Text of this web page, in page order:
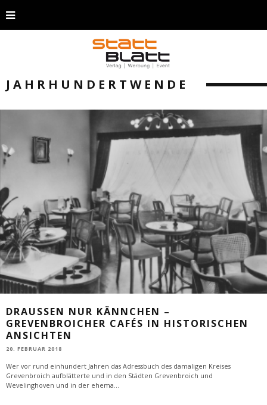
JAHRHUNDERTWENDE
DRAUSSEN NUR KÄNNCHEN – G
REVENBROICHER CAFÉS IN HISTORISCHEN A
NSICHTEN
20. FEBRUAR 2018
Wer vor rund einhundert Jahren das Adressbuch des damaligen Kreises
Grevenbroich aufblätterte und in den Städten Grevenbroich und
Wevelinghoven und in der ehema...